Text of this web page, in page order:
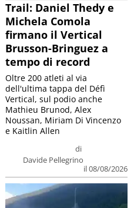
Trail: Daniel Thedy e
Michela Comola
firmano il Vertical
Brusson-Bringuez a
tempo di record
di
Davide Pellegrino
il 08/08/2026
Oltre 200 atleti al via
dell'ultima tappa del Défì
Vertical, sul podio anche
Mathieu Brunod, Alex
Noussan, Miriam Di Vincenzo
e Kaitlin Allen